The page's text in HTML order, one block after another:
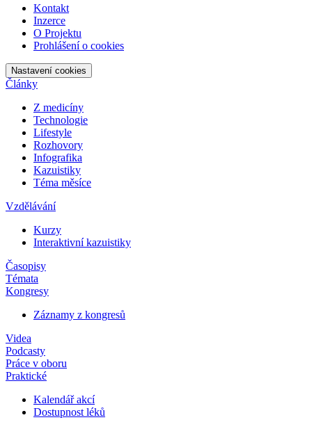
Kontakt
Inzerce
O Projektu
Prohlášení o cookies
Nastavení cookies
Články
Z medicíny
Technologie
Lifestyle
Rozhovory
Infografika
Kazuistiky
Téma měsíce
Vzdělávání
Kurzy
Interaktivní kazuistiky
Časopisy
Témata
Kongresy
Záznamy z kongresů
Videa
Podcasty
Práce v oboru
Praktické
Kalendář akcí
Dostupnost léků